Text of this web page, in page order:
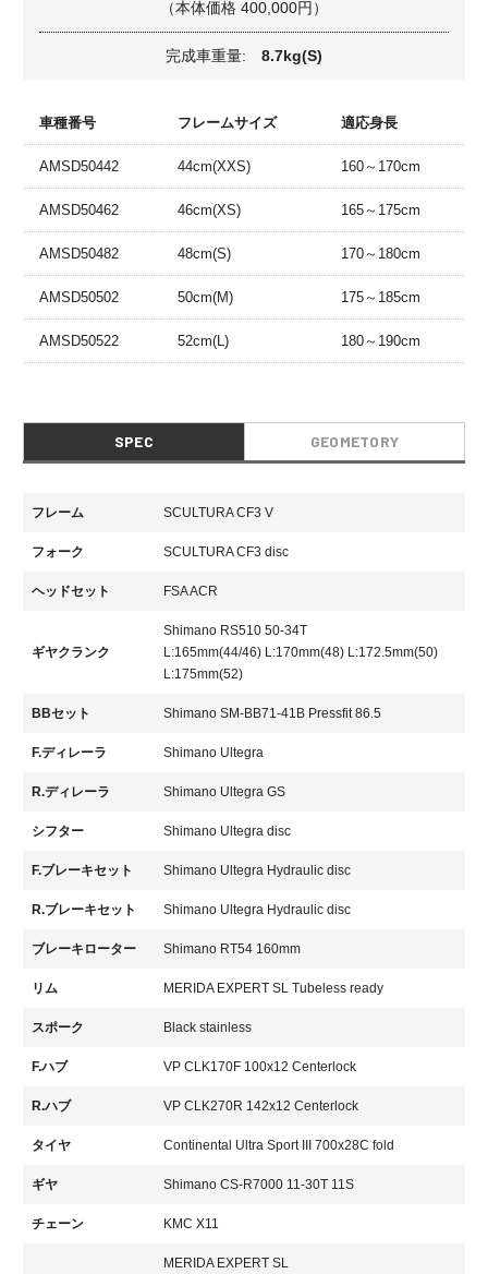
（本体価格 400,000円）
完成車重量: 8.7kg(S)
車種番号 フレームサイズ 適応身長
AMSD50442 44cm(XXS) 160～170cm
AMSD50462 46cm(XS) 165～175cm
AMSD50482 48cm(S) 170～180cm
AMSD50502 50cm(M) 175～185cm
AMSD50522 52cm(L) 180～190cm
SPEC GEOMETORY
フレーム SCULTURA CF3 V
フォーク SCULTURA CF3 disc
ヘッドセット FSA ACR
ギヤクランク
Shimano RS510 50-34T
L:165mm(44/46) L:170mm(48) L:172.5mm(50)
L:175mm(52)
BBセット Shimano SM-BB71-41B Pressfit 86.5
F.ディレーラ Shimano Ultegra
R.ディレーラ Shimano Ultegra GS
シフター Shimano Ultegra disc
F.ブレーキセット Shimano Ultegra Hydraulic disc
R.ブレーキセット Shimano Ultegra Hydraulic disc
ブレーキローター Shimano RT54 160mm
リム MERIDA EXPERT SL Tubeless ready
スポーク Black stainless
F.ハブ VP CLK170F 100x12 Centerlock
R.ハブ VP CLK270R 142x12 Centerlock
タイヤ Continental Ultra Sport III 700x28C fold
ギヤ Shimano CS-R7000 11-30T 11S
チェーン KMC X11
MERIDA EXPERT SL